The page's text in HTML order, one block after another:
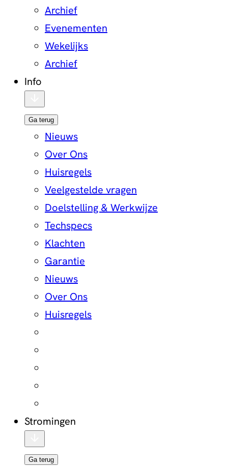
Archief
Evenementen
Wekelijks
Archief
Info
Ga terug
Nieuws
Over Ons
Huisregels
Veelgestelde vragen
Doelstelling & Werkwijze
Techspecs
Klachten
Garantie
Nieuws
Over Ons
Huisregels
Stromingen
Ga terug